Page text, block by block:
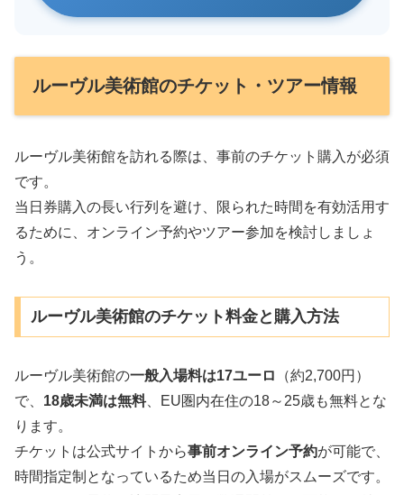
ルーヴル美術館のチケット・ツアー情報
ルーヴル美術館を訪れる際は、事前のチケット購入が必須
です。
当日券購入の長い行列を避け、限られた時間を有効活用す
るために、オンライン予約やツアー参加を検討しましょ
う。
ルーヴル美術館のチケット料金と購入方法
ルーヴル美術館の一般入場料は17ユーロ
（約2,700円）
で、 18歳未満は無料、EU圏内在住の18～25歳も無料とな
ります。
チケットは公式サイトから事前オンライン予約が可能で、
時間指定制となっているため当日の入場がスムーズです。